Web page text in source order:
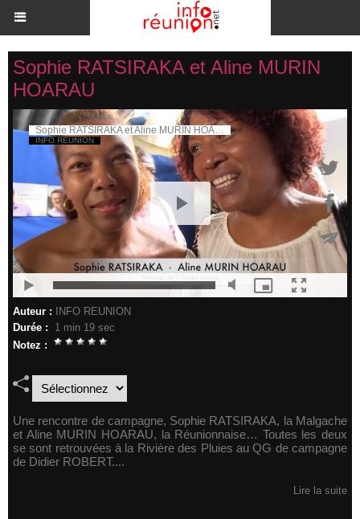
Sophie RATSIRAKA et Aline MURIN
HOARAU
Auteur :
INFO REUNION
Durée :
1 min 19 sec
Notez :
Une rencontre de campagne, Sophie RATSIRAKA, la Malgache
et Aline MURIN HOARAU, la Réunionnaise… Toutes les deux
se sont retrouvées à la Rivière des Pluies au QG de campagne
de Didier ROBERT....
Lire la suite